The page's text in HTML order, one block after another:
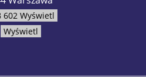
602 Wyświetl
Wyświetl